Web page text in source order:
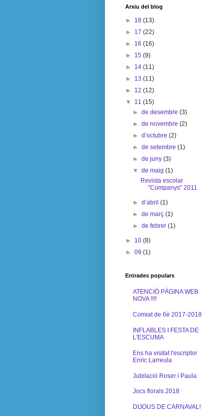
Arxiu del blog
► 18 (13)
► 17 (22)
► 16 (16)
► 15 (9)
► 14 (11)
► 13 (11)
► 12 (12)
▼ 11 (15)
►de desembre(3)
►de novembre(2)
►d’octubre(2)
►de setembre(1)
►de juny(3)
▼de maig(1)
Revista escolar
"Companys" 2011
►d’abril(1)
►de març(1)
►de febrer(1)
► 10 (8)
► 09 (1)
Entrades populars
ATENCIÓ PÀGINA WEB
NOVA !!!!
Comiat de 6è 2017-2018
INFLABLES I FESTA DE
L'ESCUMA
Ens ha visitat l'escriptor
Enric Larreula
Jubilació Roser i Paula
Jocs florals 2018
DIJOUS DE CARNAVAL!